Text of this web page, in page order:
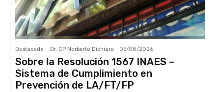
Destacada Dr. CP Norberto Dichiara - 05/08/2026
Sobre la Resolución 1567 INAES –
Sistema de Cumplimiento en
Prevención de LA/FT/FP